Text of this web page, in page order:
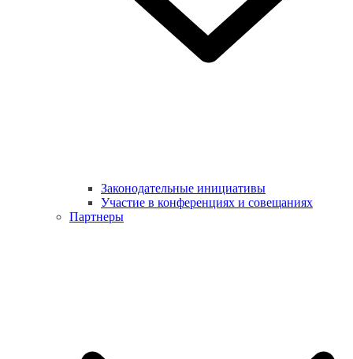
Законодательные инициативы
Участие в конференциях и совещаниях
Партнеры